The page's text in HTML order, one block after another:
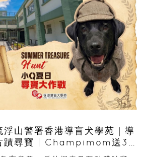
浮山警署香港導盲犬學苑｜導
蹟尋寶 | Champimom送3